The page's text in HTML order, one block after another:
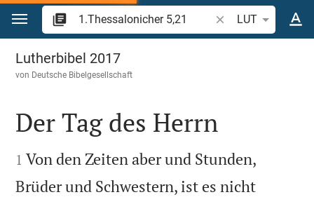
Zum Inhalt springen
Bibelstelle oder
LUT
1.Thessalonicher 5
Lutherbibel 2017
von Deutsche Bibelgesellschaft

Der Tag des Herrn

1 Von den Zeiten aber und Stunden,
Brüder und Schwestern, ist es nicht